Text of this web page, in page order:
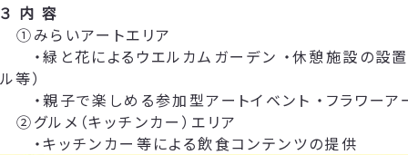
３ 内 容
①みらいアートエリア
・緑と花によるウエルカムガーデン ・休憩施設の設置
ル等）
・親子で楽しめる参加型アートイベント ・フラワーア
②グルメ（キッチンカー）エリア
・キッチンカー等による飲食コンテンツの提供